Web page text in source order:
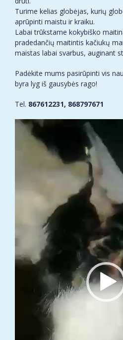
Turime kelias globėjas, kurių
aprūpinti maistu ir kraiku.
Labai trūkstame kokybiško
pradedančių maitintis kačiukų
maistas labai svarbus, auginant
Padėkite mums pasirūpinti vis
byra lyg iš gausybės rago!
Tel. 867612231, 868797671
Video
grotuvas